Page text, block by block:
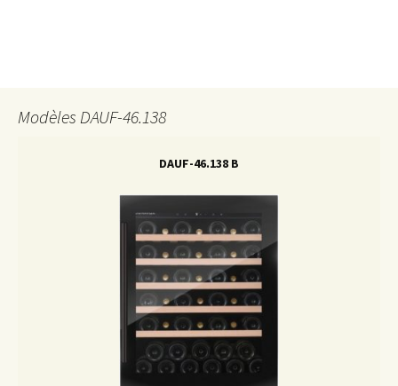
Modèles DAUF-46.138
DAUF-46.138 B